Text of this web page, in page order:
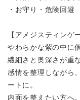
・お守り・危険回避
【アメジスティンゲ
やわらかな紫の中に
繊細さと奥深さが重
感情を整理しながら
ートに。
内面を整えたい方へ。